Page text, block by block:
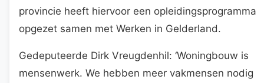
provincie heeft hiervoor een opleidingsprogramma
opgezet samen met Werken in Gelderland.
Gedeputeerde Dirk Vreugdenhil: ‘Woningbouw is
mensenwerk. We hebben meer vakmensen nodig